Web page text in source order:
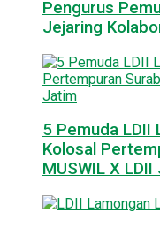
Pengurus
Jejaring
5 Pemuda LDII
Kolosal
MUSWIL X